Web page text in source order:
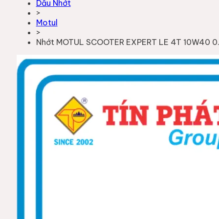
Dầu Nhớt
>
Motul
>
Nhớt MOTUL SCOOTER EXPERT LE 4T 10W40